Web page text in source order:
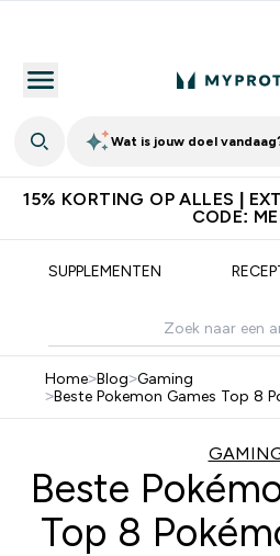
Wat is jouw doel
15% KORTING OP ALLES |
CODE:
SUPPLEMENTEN
Home>Blog>Gaming
>Beste Pokemon Games Top 8
Beste
Top 8